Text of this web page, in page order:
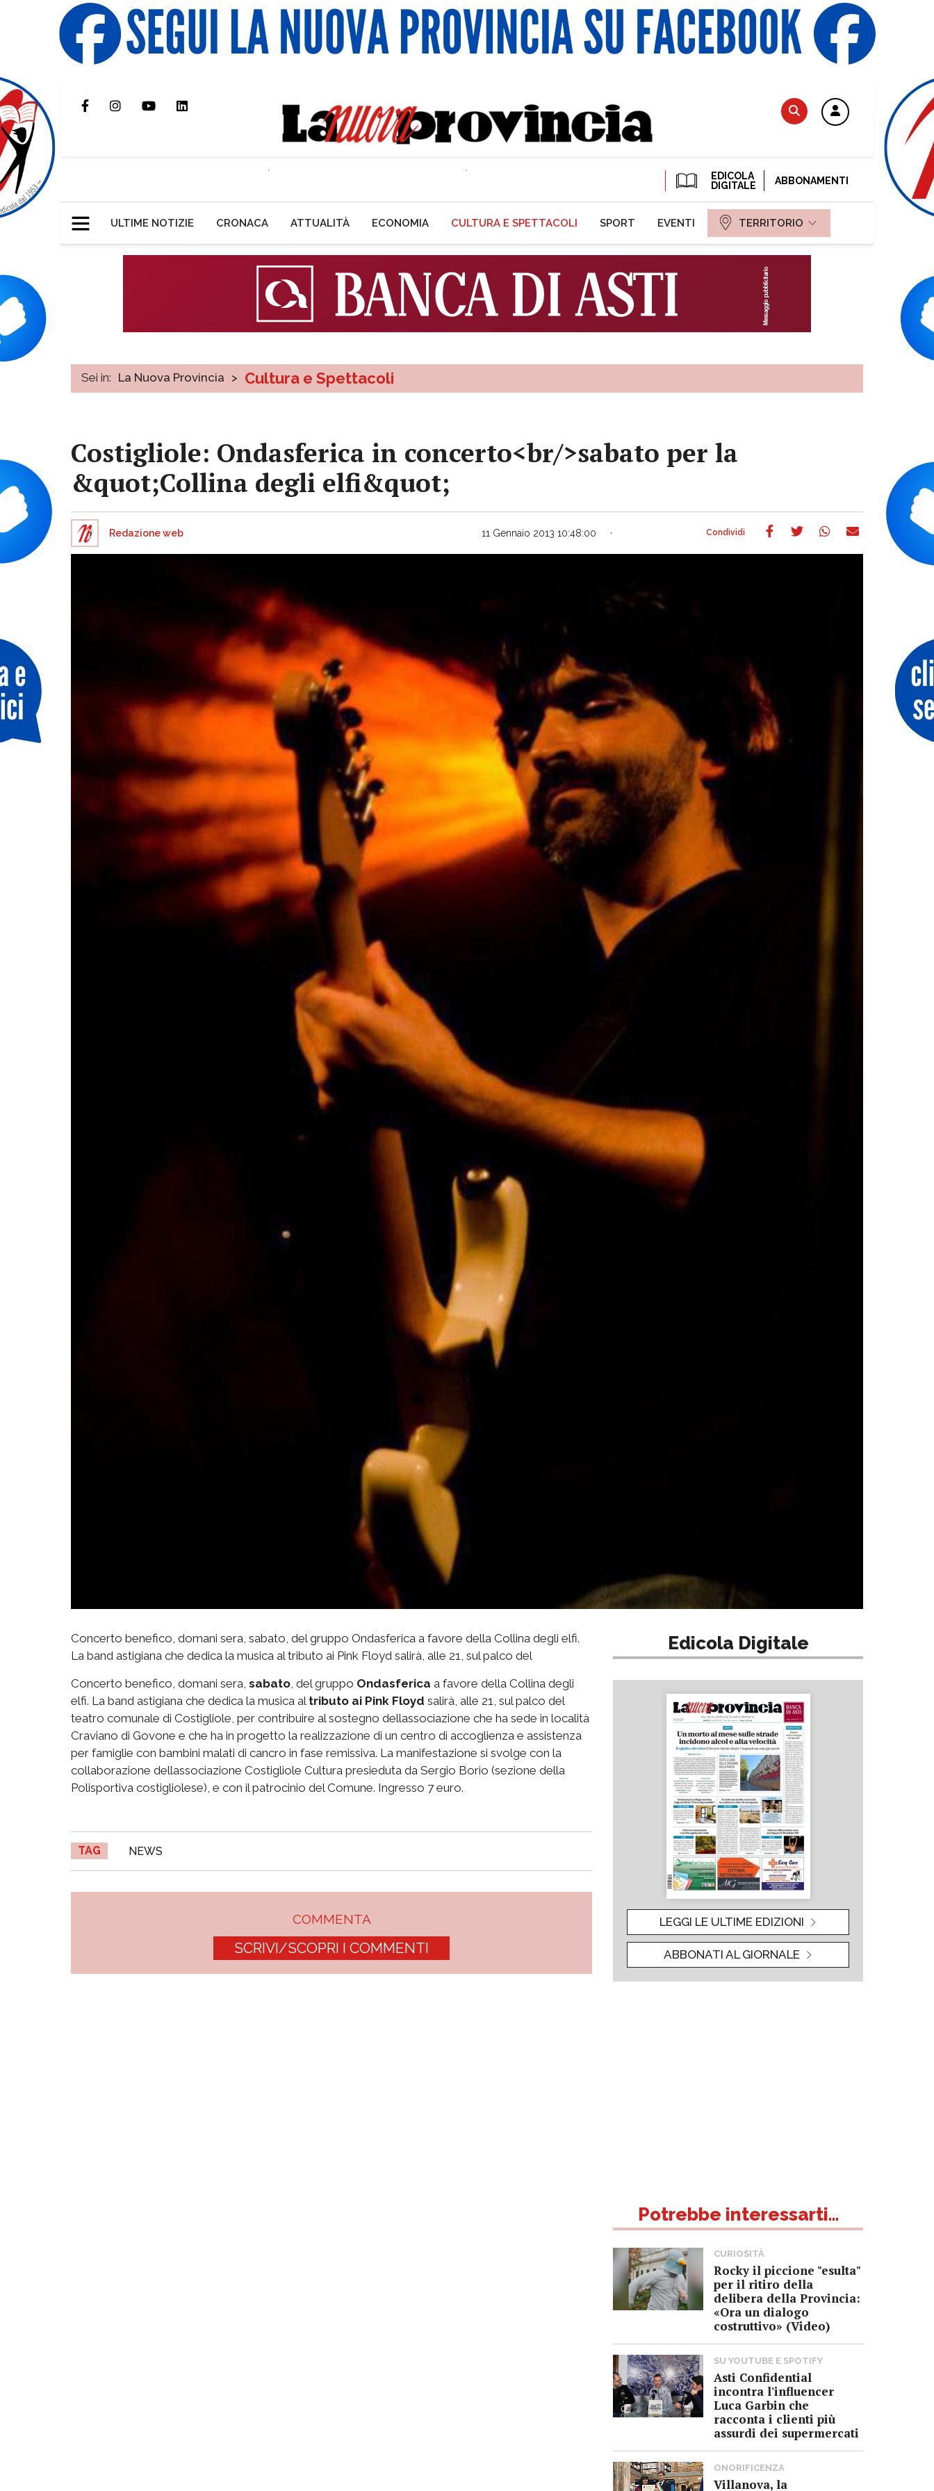
EDICOLA
DIGITALE
ABBONAMENTI
ULTIME NOTIZIE CRONACA ATTUALITÀ ECONOMIA CULTURA E SPETTACOLI SPORT EVENTI TERRITORIO
Sei in: La Nuova Provincia > Cultura e Spettacoli
Costigliole: Ondasferica in concerto<br/>sabato per la
&quot;Collina degli elfi&quot;
Redazione web 11 Gennaio 2013 10:48:00
Concerto benefico, domani sera, sabato, del gruppo Ondasferica a favore della Collina degli elfi.
La band astigiana che dedica la musica al tributo ai Pink Floyd salirà, alle 21, sul palco del
Concerto benefico, domani sera, sabato , del gruppo Ondasferica a favore della Collina degli
elfi. La band astigiana che dedica la musica al tributo ai Pink Floyd salirà, alle 21, sul palco del
teatro comunale di Costigliole, per contribuire al sostegno dellassociazione che ha sede in località
Craviano di Govone e che ha in progetto la realizzazione di un centro di accoglienza e assistenza
per famiglie con bambini malati di cancro in fase remissiva. La manifestazione si svolge con la
collaborazione dellassociazione Costigliole Cultura presieduta da Sergio Borio (sezione della
Polisportiva costigliolese), e con il patrocinio del Comune. Ingresso 7 euro.
TAG NEWS
COMMENTA
SCRIVI/SCOPRI I COMMENTI
Edicola Digitale
LEGGI LE ULTIME EDIZIONI
ABBONATI AL GIORNALE
Potrebbe interessarti...
CURIOSITÀ
Rocky il piccione "esulta"
per il ritiro della
delibera della Provincia:
«Ora un dialogo
costruttivo» (Video)
SU YOUTUBE E SPOTIFY
Asti Confidential
incontra l'influencer
Luca Garbin che
racconta i clienti più
assurdi dei supermercati
ONORIFICENZA
Villanova, la